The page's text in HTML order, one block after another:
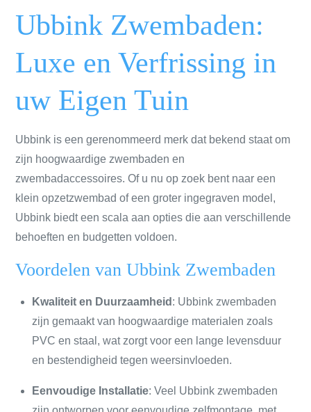
Ubbink Zwembaden:
Luxe en Verfrissing in
uw Eigen Tuin
Ubbink is een gerenommeerd merk dat bekend staat om
zijn hoogwaardige zwembaden en
zwembadaccessoires. Of u nu op zoek bent naar een
klein opzetzwembad of een groter ingegraven model,
Ubbink biedt een scala aan opties die aan verschillende
behoeften en budgetten voldoen.
Voordelen van Ubbink Zwembaden
Kwaliteit en Duurzaamheid : Ubbink zwembaden
zijn gemaakt van hoogwaardige materialen zoals
PVC en staal, wat zorgt voor een lange levensduur
en bestendigheid tegen weersinvloeden.
Eenvoudige Installatie: Veel Ubbink zwembaden